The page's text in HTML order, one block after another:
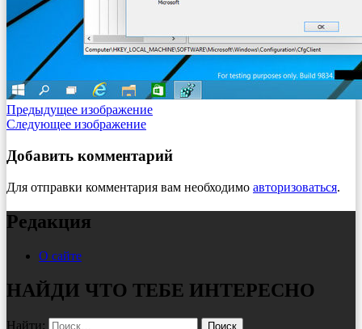
Предыдущее изображение
Следующее изображение
Добавить комментарий
Для отправки комментария вам необходимо авторизоваться.
Редакция
О сайте
НАЙДИ ЧТО ТЕБЕ ИНТЕРЕСНО
Найти: